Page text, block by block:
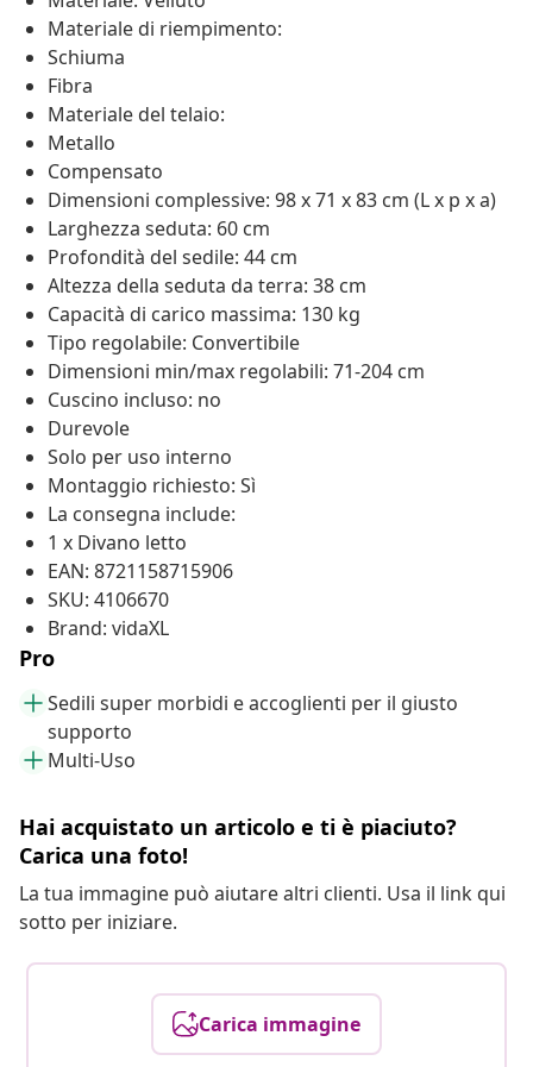
Materiale di riempimento:
Schiuma
Fibra
Materiale del telaio:
Metallo
Compensato
Dimensioni complessive: 98 x 71 x 83 cm (L x p x a)
Larghezza seduta: 60 cm
Profondità del sedile: 44 cm
Altezza della seduta da terra: 38 cm
Capacità di carico massima: 130 kg
Tipo regolabile: Convertibile
Dimensioni min/max regolabili: 71-204 cm
Cuscino incluso: no
Durevole
Solo per uso interno
Montaggio richiesto: Sì
La consegna include:
1 x Divano letto
EAN: 8721158715906
SKU: 4106670
Brand: vidaXL
Pro
Sedili super morbidi e accoglienti per il giusto
supporto
Multi-Uso
Hai acquistato un articolo e ti è piaciuto?
Carica una foto!
La tua immagine può aiutare altri clienti. Usa il link qui
sotto per iniziare.
Carica immagine